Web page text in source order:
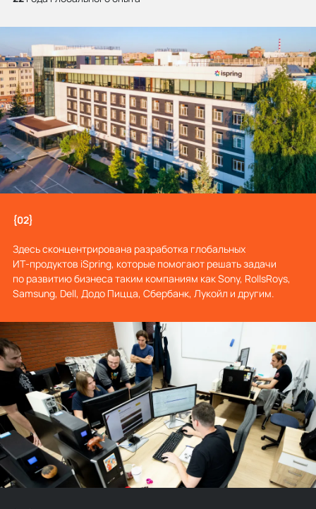
{02}
Здесь сконцентрирована разработка глобальных
ИТ‑продуктов iSpring, которые помогают решать задачи
по развитию бизнеса таким компаниям как Sony, RollsRoys,
Samsung, Dell, Додо Пицца, Сбербанк, Лукойл и другим.